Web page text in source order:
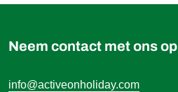
Neem contact met ons op
info@activeonholiday.com